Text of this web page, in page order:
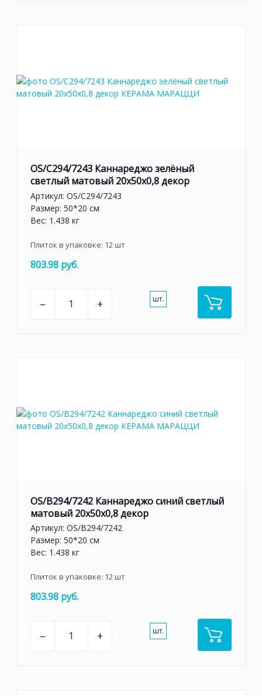
OS/C294/7243 Каннареджо зелёный
светлый матовый 20x50x0,8 декор
Артикул: OS/C294/7243
Размер: 50*20 см
Вес: 1.438 кг
Плиток в упаковке: 12шт
803.98 руб.
– + шт.
OS/B294/7242 Каннареджо синий светлый
матовый 20x50x0,8 декор
Артикул: OS/B294/7242
Размер: 50*20 см
Вес: 1.438 кг
Плиток в упаковке: 12шт
803.98 руб.
– + шт.